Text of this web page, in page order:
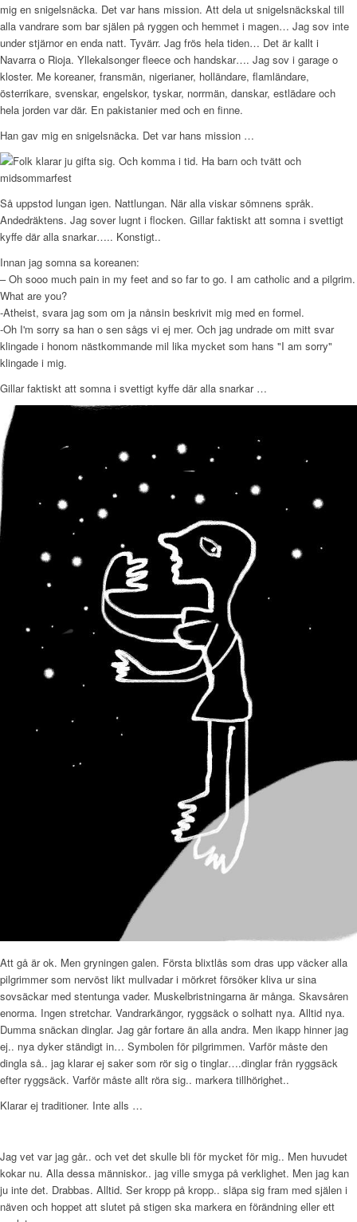
mig en snigelsnäcka. Det var hans mission. Att dela ut snigelsnäckskal till
alla vandrare som bar själen på ryggen och hemmet i magen… Jag sov inte
under stjärnor en enda natt. Tyvärr. Jag frös hela tiden… Det är kallt i
Navarra o Rioja. Yllekalsonger fleece och handskar…. Jag sov i garage o
kloster. Me koreaner, fransmän, nigerianer, holländare, flamländare,
österrikare, svenskar, engelskor, tyskar, norrmän, danskar, estlädare och
hela jorden var där. En pakistanier med och en finne.
Han gav mig en snigelsnäcka. Det var hans mission …
Så uppstod lungan igen. Nattlungan. När alla viskar sömnens språk.
Andedräktens. Jag sover lugnt i flocken. Gillar faktiskt att somna i svettigt
kyffe där alla snarkar….. Konstigt..
Innan jag somna sa koreanen:
– Oh sooo much pain in my feet and so far to go. I am catholic and a pilgrim.
What are you?
-Atheist, svara jag som om ja nånsin beskrivit mig med en formel.
-Oh I'm sorry sa han o sen sågs vi ej mer. Och jag undrade om mitt svar
klingade i honom nästkommande mil lika mycket som hans "I am sorry"
klingade i mig.
Gillar faktiskt att somna i svettigt kyffe där alla snarkar …
Att gå är ok. Men gryningen galen. Första blixtlås som dras upp väcker alla
pilgrimmer som nervöst likt mullvadar i mörkret försöker kliva ur sina
sovsäckar med stentunga vader. Muskelbristningarna är många. Skavsåren
enorma. Ingen stretchar. Vandrarkängor, ryggsäck o solhatt nya. Alltid nya.
Dumma snäckan dinglar. Jag går fortare än alla andra. Men ikapp hinner jag
ej.. nya dyker ständigt in… Symbolen för pilgrimmen. Varför måste den
dingla så.. jag klarar ej saker som rör sig o tinglar….dinglar från ryggsäck
efter ryggsäck. Varför måste allt röra sig.. markera tillhörighet..
Klarar ej traditioner. Inte alls …
Jag vet var jag går.. och vet det skulle bli för mycket för mig.. Men huvudet
kokar nu. Alla dessa människor.. jag ville smyga på verklighet. Men jag kan
ju inte det. Drabbas. Alltid. Ser kropp på kropp.. släpa sig fram med själen i
näven och hoppet att slutet på stigen ska markera en förändning eller ett